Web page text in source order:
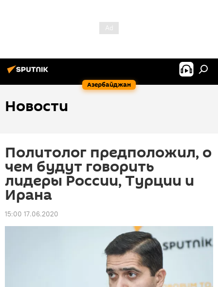
Азербайджан
Новости
Политолог предположил, о
чем будут говорить
лидеры России, Турции и
Ирана
15:00 17.06.2020